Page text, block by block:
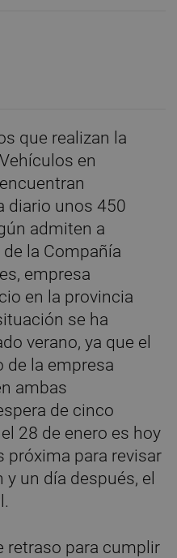
que realizan la
en
diario unos 450
admiten a
la Compañía
empresa
en la provincia
se ha
verano, ya que el
de la empresa
ambas
de cinco
28 de enero es hoy
próxima para revisar
un día después, el
retraso para cumplir